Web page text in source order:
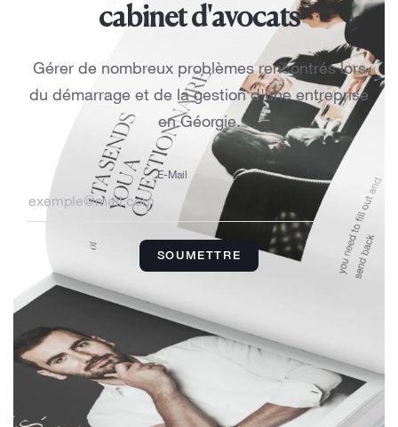
cabinet d'avocats
Gérer de nombreux problèmes rencontrés lors
du démarrage et de la gestion d'une entreprise
en Géorgie.
E-Mail
SOUMETTRE